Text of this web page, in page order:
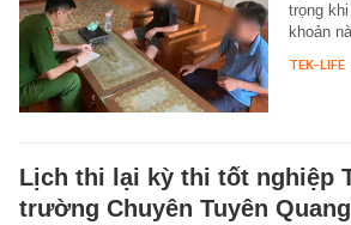
trọng
khoản
TEK-LIFE
Lịch thi lại kỳ thi tốt nghiệp
trường Chuyên Tuyên Quang